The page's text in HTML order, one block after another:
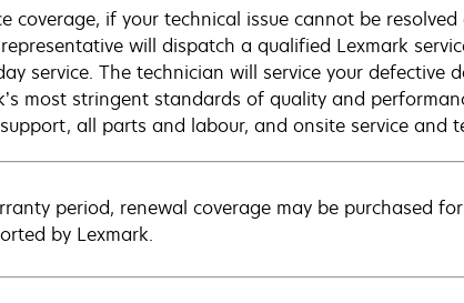
coverage, if your technical issue cannot be
will dispatch a qualified Lexmark
service. The technician will service your defective
most stringent standards of quality and
all parts and labour, and onsite service and
period, renewal coverage may be purchased
by Lexmark.